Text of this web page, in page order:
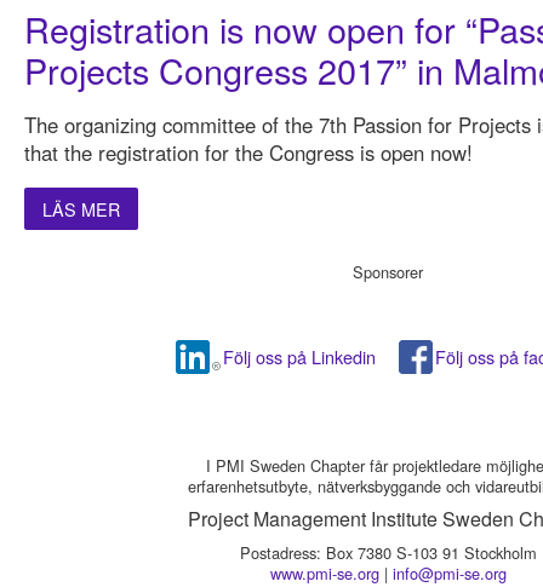
Registration is now open for
Projects Congress 2017” in
The organizing committee of the 7th Passion for Projects
that the registration for the Congress is open now!
LÄS MER
Sponsorer
Följ oss på Linkedin Följ oss på
I PMI Sweden Chapter får projektledare
erfarenhetsutbyte, nätverksbyggande och
Project Management Institute Sweden
Postadress: Box 7380 S-103 91 Stockholm
www.pmi-se.org| info@pmi-se.org